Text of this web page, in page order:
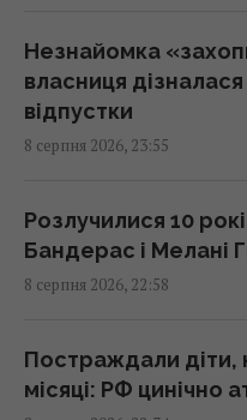
23:26 субота, 08 серпня 2026
Стародавній
"морських
23:23 субота, 08 серпня 2026
Росія вдарила по
22:39 субота, 08 серпня 2026
Незнайомка
власниця
відпустки
8 серпня 2026, 23:55
Розлучилися 10
Бандерас і Мелані
8 серпня 2026, 22:58
Постраждали
місяці: РФ цинічно